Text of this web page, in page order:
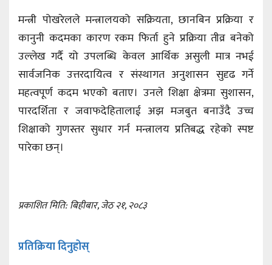
मन्त्री पोखरेलले मन्त्रालयको सक्रियता, छानबिन प्रक्रिया र
कानुनी कदमका कारण रकम फिर्ता हुने प्रक्रिया तीव्र बनेको
उल्लेख गर्दै यो उपलब्धि केवल आर्थिक असुली मात्र नभई
सार्वजनिक उत्तरदायित्व र संस्थागत अनुशासन सुदृढ गर्ने
महत्वपूर्ण कदम भएको बताए। उनले शिक्षा क्षेत्रमा सुशासन,
पारदर्शिता र जवाफदेहितालाई अझ मजबुत बनाउँदै उच्च
शिक्षाको गुणस्तर सुधार गर्न मन्त्रालय प्रतिबद्ध रहेको स्पष्ट
पारेका छन्।
प्रकाशित मिति: बिहीबार, जेठ २१, २०८३
प्रतिक्रिया दिनुहोस्